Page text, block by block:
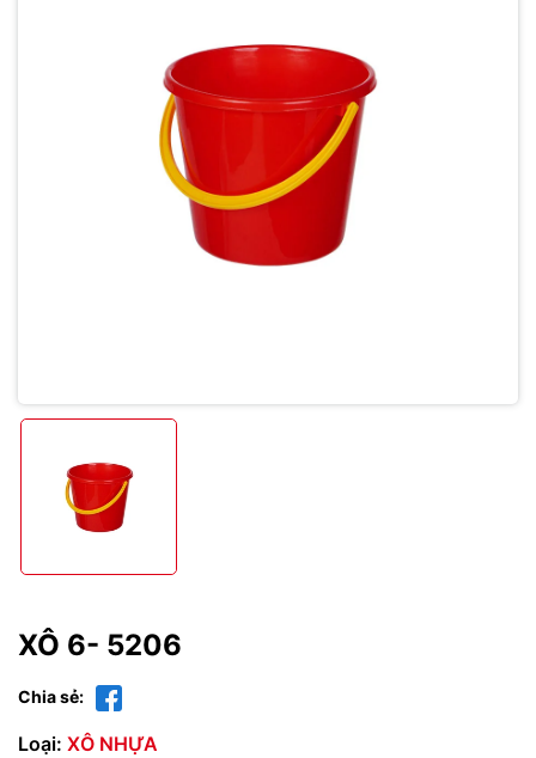
XÔ 6- 5206
Chia sẻ:
Loại: XÔ NHỰA